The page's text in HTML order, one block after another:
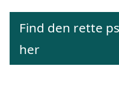
Find den rette
her